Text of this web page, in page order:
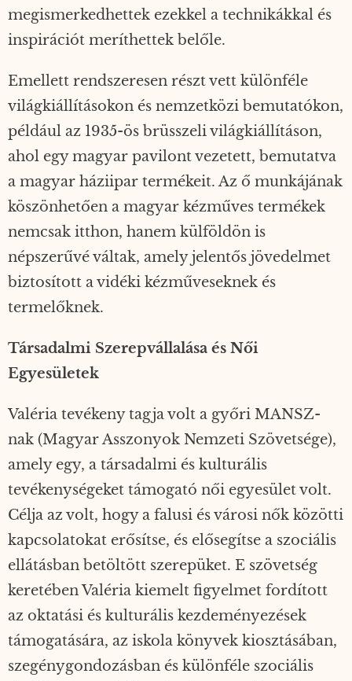
megismerkedhettek ezekkel a technikákkal és
inspirációt meríthettek belőle.
Emellett rendszeresen részt vett különféle
világkiállításokon és nemzetközi bemutatókon,
például az 1935-ös brüsszeli világkiállításon,
ahol egy magyar pavilont vezetett, bemutatva
a magyar háziipar termékeit. Az ő munkájának
köszönhetően a magyar kézműves termékek
nemcsak itthon, hanem külföldön is
népszerűvé váltak, amely jelentős jövedelmet
biztosított a vidéki kézműveseknek és
termelőknek.
Társadalmi Szerepvállalása és Női
Egyesületek
Valéria tevékeny tagja volt a győri MANSZ-
nak (Magyar Asszonyok Nemzeti Szövetsége),
amely egy, a társadalmi és kulturális
tevékenységeket támogató női egyesület volt.
Célja az volt, hogy a falusi és városi nők közötti
kapcsolatokat erősítse, és elősegítse a szociális
ellátásban betöltött szerepüket. E szövetség
keretében Valéria kiemelt figyelmet fordított
az oktatási és kulturális kezdeményezések
támogatására, az iskola könyvek kiosztásában,
szegénygondozásban és különféle szociális